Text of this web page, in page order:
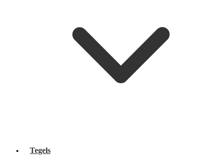
Tegels